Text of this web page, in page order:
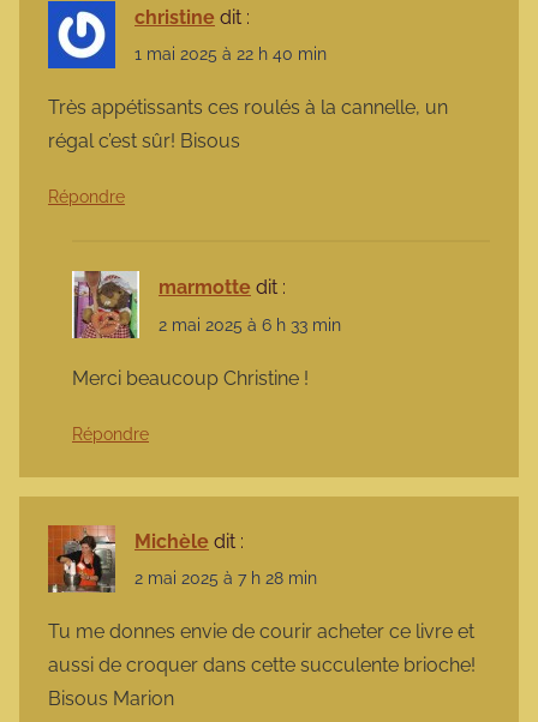
christine dit :
1 mai 2025 à 22 h 40 min
Très appétissants ces roulés à la cannelle, un
régal c’est sûr! Bisous
Répondre
marmotte dit :
2 mai 2025 à 6 h 33 min
Merci beaucoup Christine !
Répondre
Michèle dit :
2 mai 2025 à 7 h 28 min
Tu me donnes envie de courir acheter ce livre et
aussi de croquer dans cette succulente brioche!
Bisous Marion